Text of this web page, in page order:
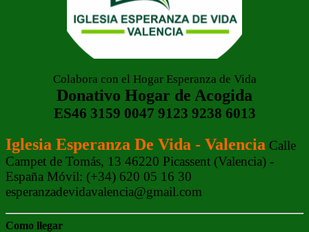
Colabora con el Hogar Esperanza de Vida
Donativo Hogar de Acogida
ES46 3159 0047 9123 9238 6013
Iglesia Esperanza De Vida - Valencia Calle
Campet de Tomás, 13 46220 Picassent (Valencia) -
España Móvil: (+34) 620 05 16 30
esperanzadevidavalencia@gmail.com
Como llegar